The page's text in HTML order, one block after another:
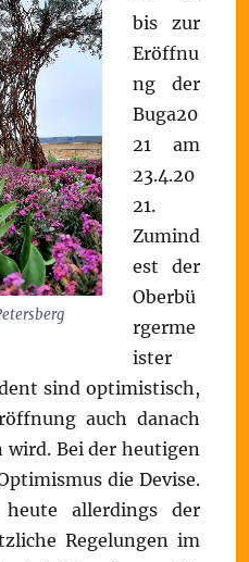
bis zur
Eröffnu
ng der
Buga20
21 am
23.4.20
21.
Zumind
est der
Oberbü
rgerme
ister
sind optimistisch,
auch danach
Bei der heutigen
die Devise.
allerdings der
Regelungen im